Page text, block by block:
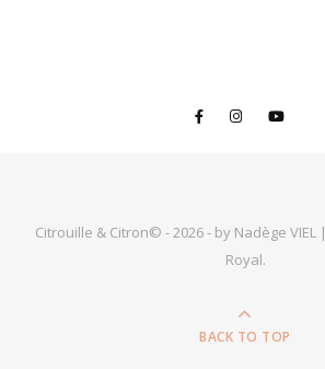
Citrouille & Citron© - 2026 - by Nadège VIEL |
Royal.
BACK TO TOP